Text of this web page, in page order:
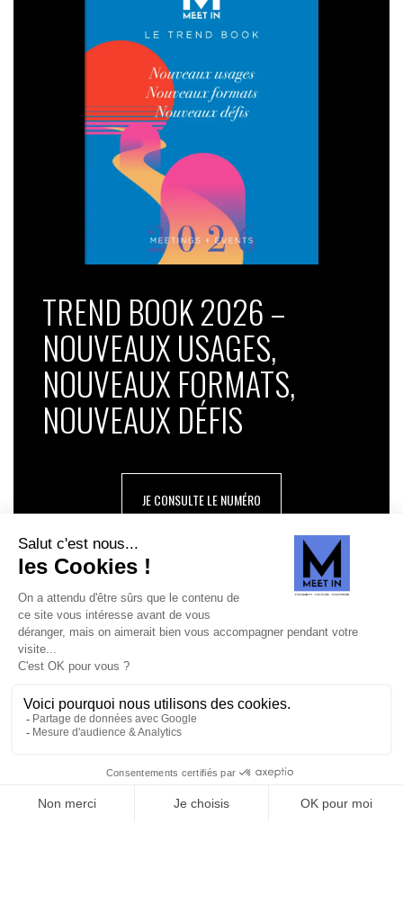
TREND BOOK 2026 –
NOUVEAUX USAGES,
NOUVEAUX FORMATS,
NOUVEAUX DÉFIS
JE CONSULTE LE NUMÉRO
SUIVEZ-NOUS